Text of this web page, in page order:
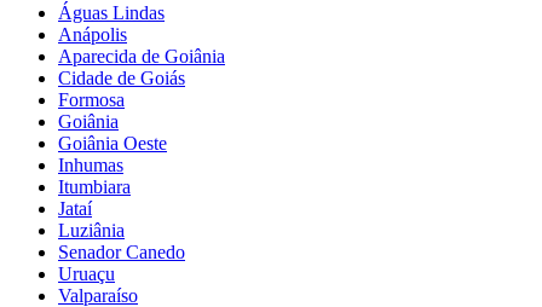
Águas Lindas
Anápolis
Aparecida de Goiânia
Cidade de Goiás
Formosa
Goiânia
Goiânia Oeste
Inhumas
Itumbiara
Jataí
Luziânia
Senador Canedo
Uruaçu
Valparaíso